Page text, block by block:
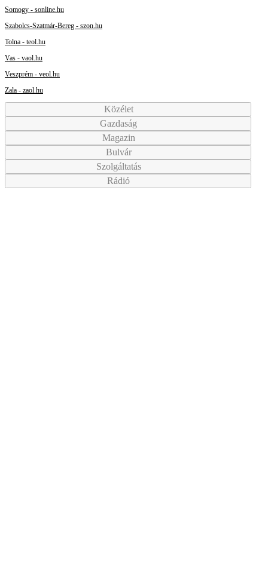
Somogy - sonline.hu
Szabolcs-Szatmár-Bereg - szon.hu
Tolna - teol.hu
Vas - vaol.hu
Veszprém - veol.hu
Zala - zaol.hu
Közélet
Gazdaság
Magazin
Bulvár
Szolgáltatás
Rádió